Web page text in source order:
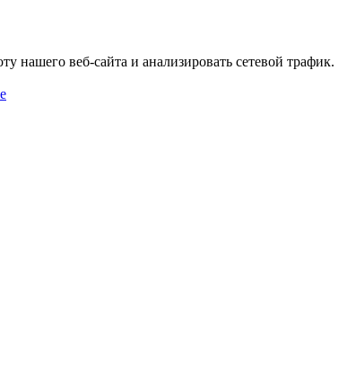
нашего веб-сайта и анализировать сетевой трафик.